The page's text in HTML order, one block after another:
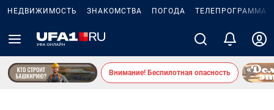
НЕДВИЖИМОСТЬ ЗНАКОМСТВА ПОГОДА ТЕЛЕПРОГРАММА
Внимание! Беспилотная опасность